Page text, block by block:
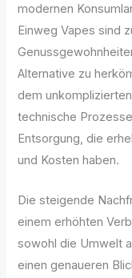
modernen
Einweg Vapes sind
Alternative zu
dem
technische
Entsorgung, die
und Kosten haben.
Die steigende
einem erhöhten
sowohl die Umwelt
einen genaueren